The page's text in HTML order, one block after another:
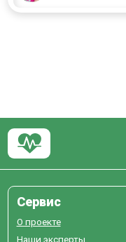
Сервис
О проекте
Наши эксперты